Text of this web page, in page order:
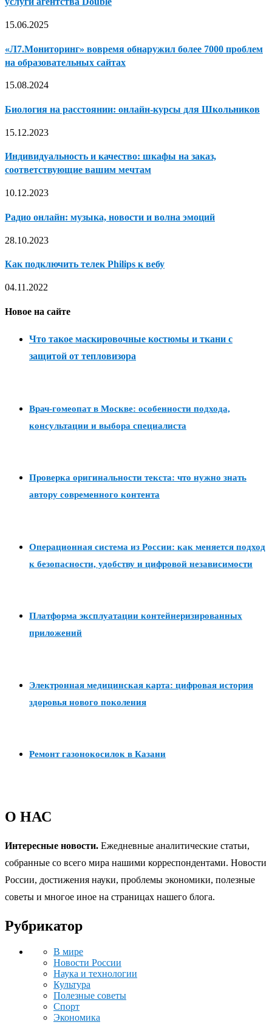
15.06.2025
«Л7.Мониторинг» вовремя обнаружил более 7000 проблем
на образовательных сайтах
15.08.2024
Биология на расстоянии: онлайн-курсы для Школьников
15.12.2023
Индивидуальность и качество: шкафы на заказ,
соответствующие вашим мечтам
10.12.2023
Радио онлайн: музыка, новости и волна эмоций
28.10.2023
Как подключить телек Philips к вебу
04.11.2022
Новое на сайте
Что такое маскировочные костюмы и ткани с
защитой от тепловизора
Врач-гомеопат в Москве: особенности подхода,
консультации и выбора специалиста
Проверка оригинальности текста: что нужно знать
автору современного контента
Операционная система из России: как меняется подход
к безопасности, удобству и цифровой независимости
Платформа эксплуатации контейнеризированных
приложений
Электронная медицинская карта: цифровая история
здоровья нового поколения
Ремонт газонокосилок в Казани
О НАС
Интересные новости. Ежедневные аналитические статьи,
собранные со всего мира нашими корреспондентами. Новости
России, достижения науки, проблемы экономики, полезные
советы и многое иное на страницах нашего блога.
Рубрикатор
В мире
Новости России
Наука и технологии
Культура
Полезные советы
Спорт
Экономика